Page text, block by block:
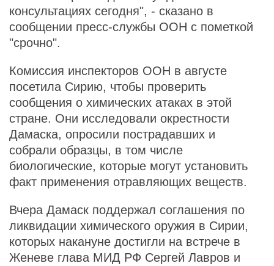
консультациях сегодня", - сказано в
сообщении пресс-службы ООН с пометкой
"срочно".
Комиссия инспекторов ООН в августе
посетила Сирию, чтобы проверить
сообщения о химических атаках в этой
стране. Они исследовали окрестности
Дамаска, опросили пострадавших и
собрали образцы, в том числе
биологические, которые могут установить
факт применения отравляющих веществ.
Вчера Дамаск поддержал соглашения по
ликвидации химического оружия в Сирии,
которых накануне достигли на встрече в
Женеве глава МИД РФ Сергей Лавров и